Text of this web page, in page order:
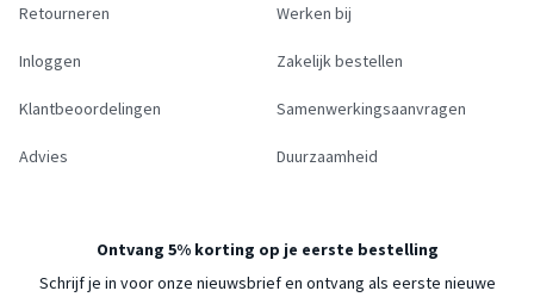
Retourneren
Inloggen
Klantbeoordelingen
Advies
Werken bij
Zakelijk bestellen
Samenwerkingsaanvragen
Duurzaamheid
Ontvang 5% korting op je eerste bestelling
Schrijf je in voor onze nieuwsbrief en ontvang als eerste nieuwe